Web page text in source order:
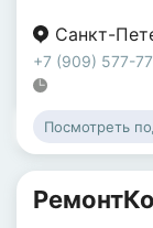
Санкт-
+7 (909) 577-
Посмотреть